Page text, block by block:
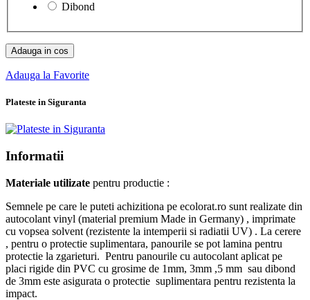
Dibond
Adauga in cos
Adauga la Favorite
Plateste in Siguranta
Informatii
Materiale utilizate pentru productie :
Semnele pe care le puteti achizitiona pe ecolorat.ro sunt realizate din
autocolant vinyl (material premium Made in Germany) , imprimate
cu vopsea solvent (rezistente la intemperii si radiatii UV) . La cerere
, pentru o protectie suplimentara, panourile se pot lamina pentru
protectie la zgarieturi. Pentru panourile cu autocolant aplicat pe
placi rigide din PVC cu grosime de 1mm, 3mm ,5 mm sau dibond
de 3mm este asigurata o protectie suplimentara pentru rezistenta la
impact.